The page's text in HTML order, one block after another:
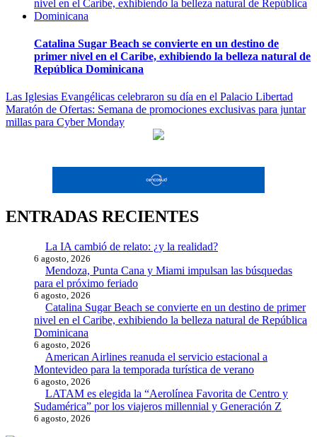
Catalina Sugar Beach se convierte en un destino de
primer nivel en el Caribe, exhibiendo la belleza natural de
República Dominicana
Navegación
de
Las Iglesias Evangélicas celebraron su día en el Palacio Libertad
Maratón de Ofertas: Semana de promociones exclusivas para juntar
millas para Cyber Monday
ENTRADAS RECIENTES
La IA cambió de relato: ¿y la realidad?
6 agosto, 2026
Mendoza, Punta Cana y Miami impulsan las búsquedas
para el próximo feriado
6 agosto, 2026
Catalina Sugar Beach se convierte en un destino de primer
nivel en el Caribe, exhibiendo la belleza natural de República
Dominicana
6 agosto, 2026
American Airlines reanuda el servicio estacional a
Montevideo para la temporada turística de verano
6 agosto, 2026
LATAM es elegida la “Aerolínea Favorita de Centro y
Sudamérica” por los viajeros millennial y Generación Z
6 agosto, 2026